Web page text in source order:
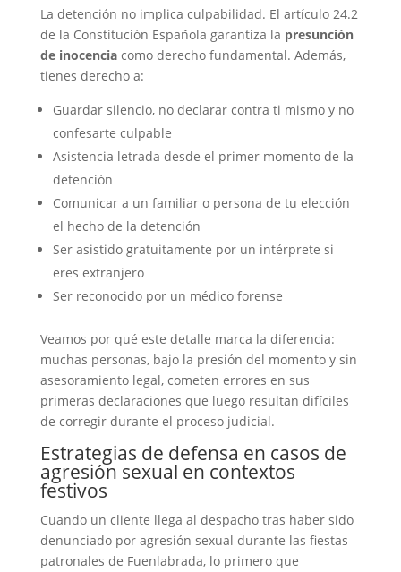
La detención no implica culpabilidad. El artículo 24.2
de la Constitución Española garantiza la presunción
de inocenciacomo derecho fundamental. Además,
tienes derecho a:
Guardar silencio, no declarar contra ti mismo y no
confesarte culpable
Asistencia letrada desde el primer momento de la
detención
Comunicar a un familiar o persona de tu elección
el hecho de la detención
Ser asistido gratuitamente por un intérprete si
eres extranjero
Ser reconocido por un médico forense
Veamos por qué este detalle marca la diferencia:
muchas personas, bajo la presión del momento y sin
asesoramiento legal, cometen errores en sus
primeras declaraciones que luego resultan difíciles
de corregir durante el proceso judicial.
Estrategias de defensa en casos de
agresión sexual en contextos
festivos
Cuando un cliente llega al despacho tras haber sido
denunciado por agresión sexual durante las fiestas
patronales de Fuenlabrada, lo primero que